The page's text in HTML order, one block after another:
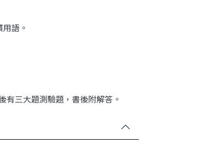
語。
三大題測驗題，書後附解答。